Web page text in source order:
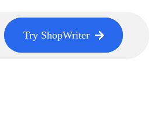
Try ShopWriter